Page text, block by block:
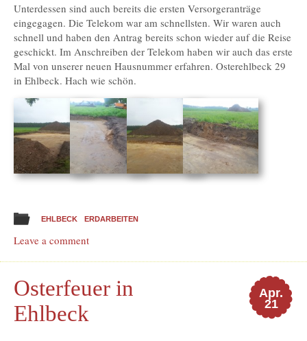
Unterdessen sind auch bereits die ersten Versorgeranträge
eingegagen. Die Telekom war am schnellsten. Wir waren auch
schnell und haben den Antrag bereits schon wieder auf die Reise
geschickt. Im Anschreiben der Telekom haben wir auch das erste
Mal von unserer neuen Hausnummer erfahren. Osterehlbeck 29
in Ehlbeck. Hach wie schön.
EHLBECK ERDARBEITEN
Leave a comment
Apr.
21
Osterfeuer in
Ehlbeck